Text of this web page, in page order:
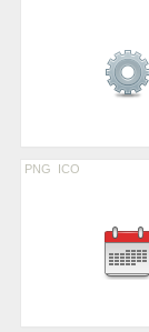
PNG ICO